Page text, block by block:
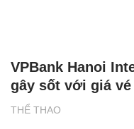
THỂ THAO
VPBank Hanoi
gây sốt với giá